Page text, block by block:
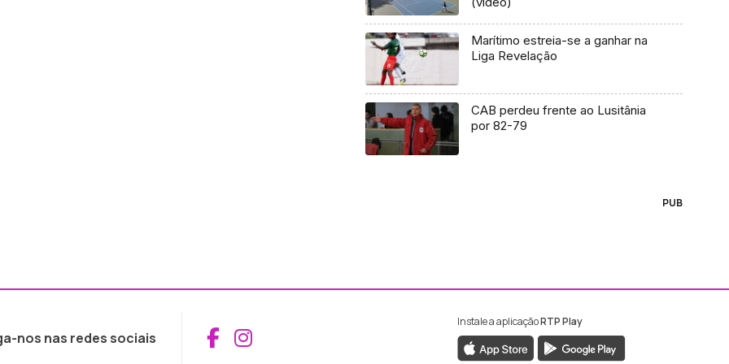
Marítimo estreia-se a ganhar na
Liga Revelação
CAB perdeu frente ao Lusitânia
por 82-79
PUB
nos nas redes sociais Aceder ao Facebook da RTP Madeira
Aceder ao Instagram da RTP Madeira
Instale a aplicaçãoRTP Play